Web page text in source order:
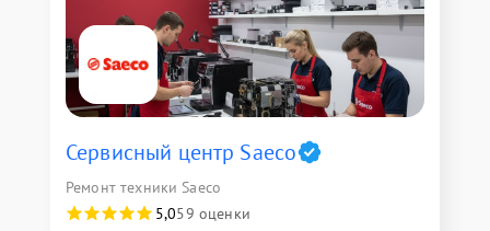
Сервисный центр Saeco
Ремонт техники Saeco
5,059 оценки